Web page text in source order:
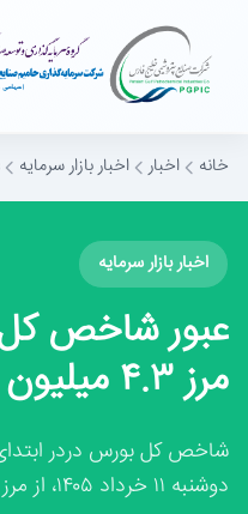
خانه اخبار اخبار بازار سرمایه
اخبار بازار سرمایه
عبور شاخص کل
مرز ۴.۳ میلیون واحد
شاخص کل بورس دردر ابتدای
دوشنبه ۱۱ خرداد ۱۴۰۵، از مرز ۴.۳ میلیون واحد عبور کرد.